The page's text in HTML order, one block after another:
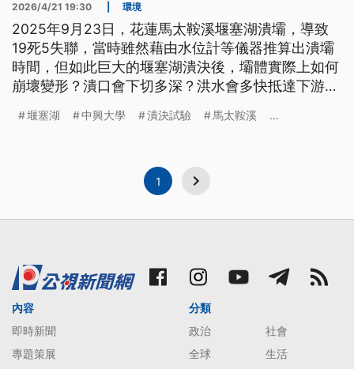
2026/4/21 19:30 環境
2025年9月23日，花蓮馬太鞍溪堰塞湖潰壩，導致
19死5失聯，當時雖然藉由水位計等儀器推算出潰壩
時間，但如此巨大的堰塞湖潰決後，壩體實際上如何
崩壞變形？潰口會下切多深？洪水會多快抵達下游？
預估。
堰塞湖 中興大學 潰決試驗 馬太鞍溪 ...
1
內容
即時新聞
專題策展
分類
政治
社會
全球
生活